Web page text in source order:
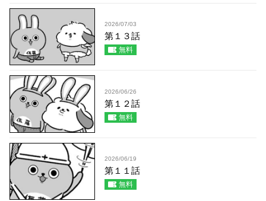
2026/07/03
第１３話
無料
2026/06/26
第１２話
無料
2026/06/19
第１１話
無料